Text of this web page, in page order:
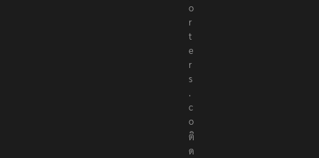
o
r
t
e
r
s
.
c
o
ติ
ด